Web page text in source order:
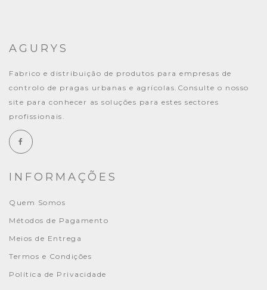
AGURYS
Fabrico e distribuição de produtos para empresas de
controlo de pragas urbanas e agrícolas.Consulte o nosso
site para conhecer as soluções para estes sectores
profissionais.
INFORMAÇÕES
Quem Somos
Métodos de Pagamento
Meios de Entrega
Termos e Condições
Política de Privacidade